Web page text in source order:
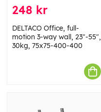
248 kr
DELTACO Office, full-
motion 3-way wall, 23"-55",
30kg, 75x75-400-400